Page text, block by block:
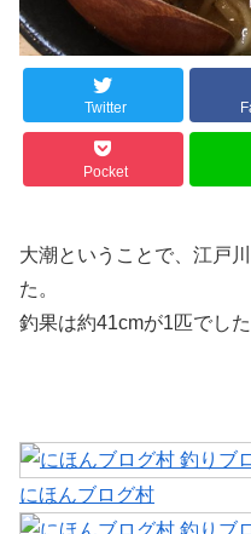
Twitter
Pocket
大潮ということで、江戸
た。
釣果は約41cmが1匹でした
にほんブログ村